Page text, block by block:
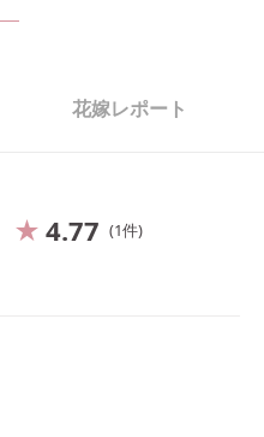
花嫁レポート
4.77 1件